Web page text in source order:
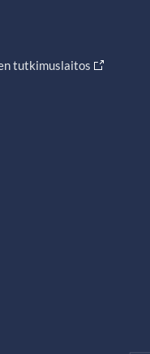
tutkimuslaitos